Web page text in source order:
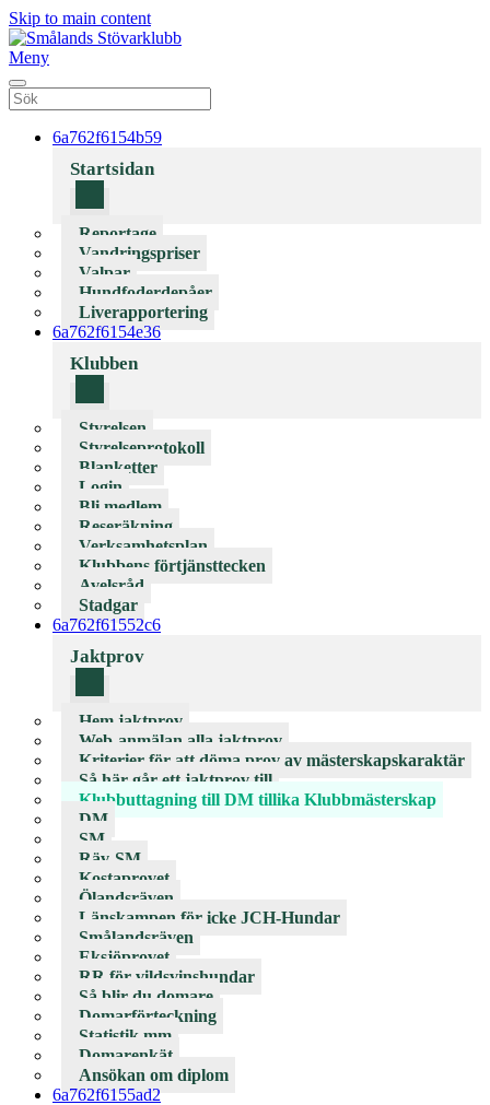
Skip to main content
Meny
6a762f6154b59
Startsidan
Reportage
Vandringspriser
Valpar
Hundfoderdepåer
Liverapportering
6a762f6154e36
Klubben
Styrelsen
Styrelseprotokoll
Blanketter
Login
Bli medlem
Reseräkning
Verksamhetsplan
Klubbens förtjänsttecken
Avelsråd
Stadgar
6a762f61552c6
Jaktprov
Hem jaktprov
Web-anmälan alla jaktprov
Kriterier för att döma prov av mästerskapskaraktär
Så här går ett jaktprov till
Klubbuttagning till DM tillika Klubbmästerskap
DM
SM
Räv-SM
Kostaprovet
Ölandsräven
Länskampen för icke JCH-Hundar
Smålandsräven
Eksjöprovet
RR för vildsvinshundar
Så blir du domare
Domarförteckning
Statistik mm
Domarenkät
Ansökan om diplom
6a762f6155ad2